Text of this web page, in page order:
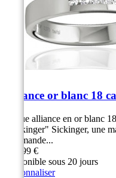
Alliance or blanc 18
Bague alliance en or blanc
"Sickinger" Sickinger, une
Allemande...
929,99 €
Disponible sous 20 jours
Personnaliser